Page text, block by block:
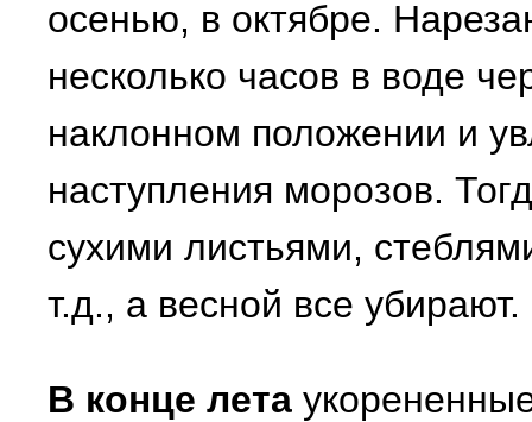
осенью, в октябре.
несколько часов в воде
наклонном положении и
наступления морозов.
сухими листьями,
т.д., а весной все убирают.
В конце лета